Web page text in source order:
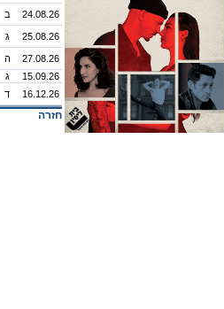
ב 24.08.26
ג 25.08.26
ה
27.08.26
ג
15.09.26
ד 16.12.26
חזרה